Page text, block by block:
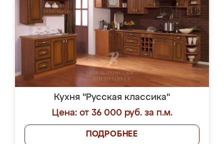
Кухня "Русская классика"
Цена: от 36 000 руб. за п.м.
ПОДРОБНЕЕ